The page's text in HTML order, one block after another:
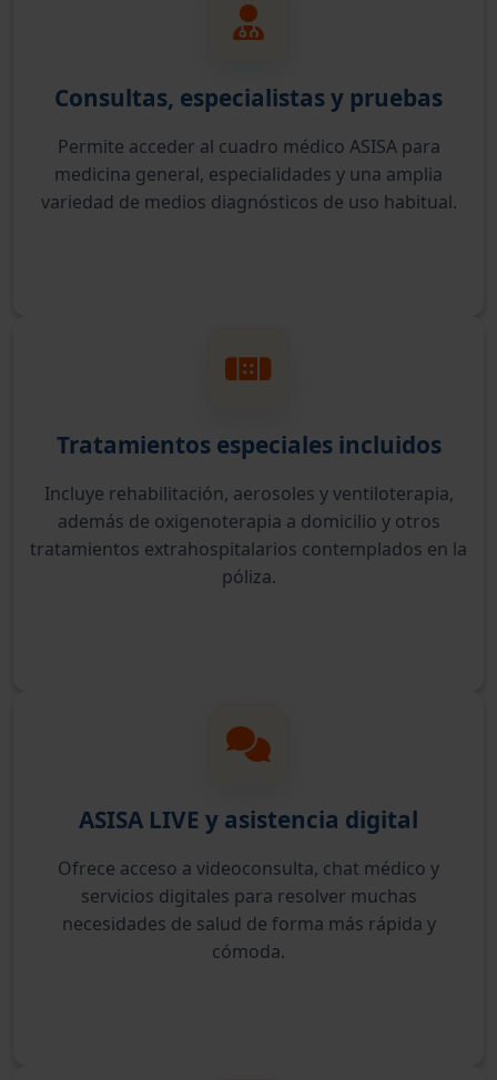
Consultas, especialistas y pruebas
Permite acceder al cuadro médico ASISA para
medicina general, especialidades y una amplia
variedad de medios diagnósticos de uso habitual.
Tratamientos especiales incluidos
Incluye rehabilitación, aerosoles y ventiloterapia,
además de oxigenoterapia a domicilio y otros
tratamientos extrahospitalarios contemplados en la
póliza.
ASISA LIVE y asistencia digital
Ofrece acceso a videoconsulta, chat médico y
servicios digitales para resolver muchas
necesidades de salud de forma más rápida y
cómoda.